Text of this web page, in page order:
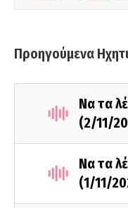
Προηγούμενα
Να τα
(2/11/
Να τα
(1/11/